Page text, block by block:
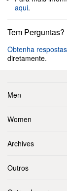
aqui.
Tem Perguntas?
Obtenha respostas
diretamente.
Men
Women
Archives
Outros